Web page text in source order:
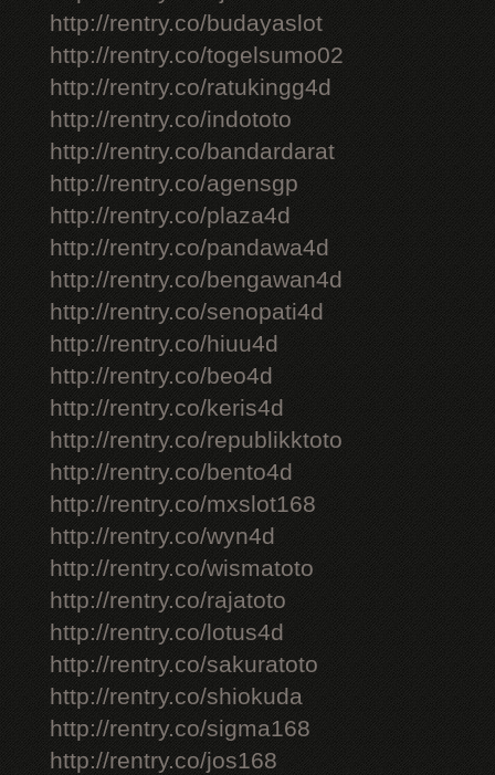
http://rentry.co/budayaslot
http://rentry.co/togelsumo02
http://rentry.co/ratukingg4d
http://rentry.co/indototo
http://rentry.co/bandardarat
http://rentry.co/agensgp
http://rentry.co/plaza4d
http://rentry.co/pandawa4d
http://rentry.co/bengawan4d
http://rentry.co/senopati4d
http://rentry.co/hiuu4d
http://rentry.co/beo4d
http://rentry.co/keris4d
http://rentry.co/republikktoto
http://rentry.co/bento4d
http://rentry.co/mxslot168
http://rentry.co/wyn4d
http://rentry.co/wismatoto
http://rentry.co/rajatoto
http://rentry.co/lotus4d
http://rentry.co/sakuratoto
http://rentry.co/shiokuda
http://rentry.co/sigma168
http://rentry.co/jos168